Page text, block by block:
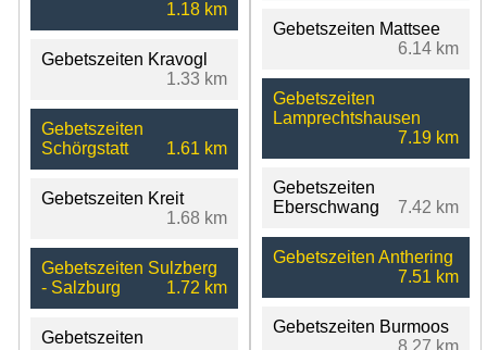
1.18 km
Gebetszeiten Kravogl
1.33 km
Gebetszeiten
Schörgstatt
1.61 km
Gebetszeiten Kreit
1.68 km
Gebetszeiten Sulzberg
- Salzburg
1.72 km
Gebetszeiten
Gebetszeiten Mattsee
6.14 km
Gebetszeiten
Lamprechtshausen
7.19 km
Gebetszeiten
Eberschwang
7.42 km
Gebetszeiten Anthering
7.51 km
Gebetszeiten Burmoos